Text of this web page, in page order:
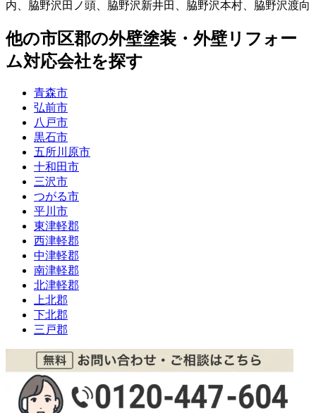
内
脇野沢田ノ頭 脇野沢新井田 脇野沢本村 脇野沢渡向
他の市区郡の外壁塗装・外壁リフォー
ム対応会社を探す
青森市
弘前市
八戸市
黒石市
五所川原市
十和田市
三沢市
つがる市
平川市
東津軽郡
西津軽郡
中津軽郡
南津軽郡
北津軽郡
上北郡
下北郡
三戸郡